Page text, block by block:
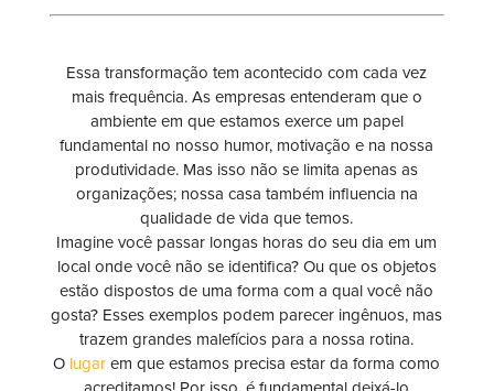
Essa transformação tem acontecido com cada vez
mais frequência. As empresas entenderam que o
ambiente em que estamos exerce um papel
fundamental no nosso humor, motivação e na nossa
produtividade. Mas isso não se limita apenas as
organizações; nossa casa também influencia na
qualidade de vida que temos.
Imagine você passar longas horas do seu dia em um
local onde você não se identifica? Ou que os objetos
estão dispostos de uma forma com a qual você não
gosta? Esses exemplos podem parecer ingênuos, mas
trazem grandes malefícios para a nossa rotina.
O lugar em que estamos precisa estar da forma como